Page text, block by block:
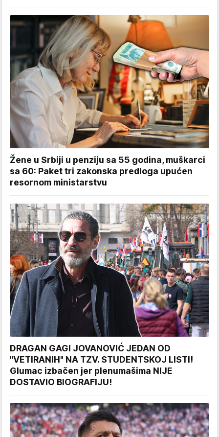
Žene u Srbiji u penziju sa 55 godina, muškarci
sa 60: Paket tri zakonska predloga upućen
resornom ministarstvu
DRAGAN GAGI JOVANOVIĆ JEDAN OD
"VETIRANIH" NA TZV. STUDENTSKOJ LISTI!
Glumac izbačen jer plenumašima NIJE
DOSTAVIO BIOGRAFIJU!